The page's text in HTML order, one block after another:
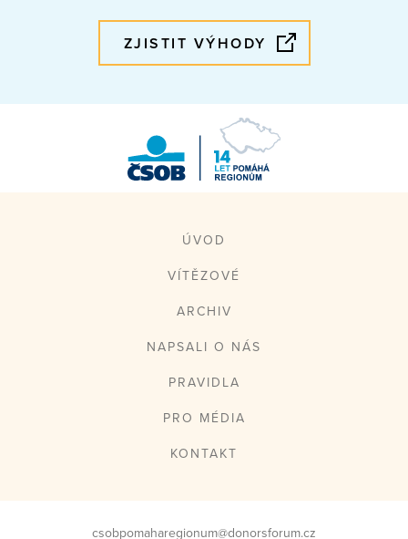
ZJISTIT VÝHODY
regionům
ÚVOD
VÍTĚZOVÉ
ARCHIV
NAPSALI O NÁS
PRAVIDLA
PRO MÉDIA
KONTAKT
csobpomaharegionum@donorsforum.cz